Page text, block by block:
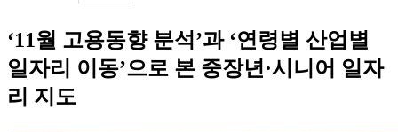
‘11월 고용동향 분석’과 ‘연령별 산업별
일자리 이동’으로 본 중장년·시니어 일자
리 지도